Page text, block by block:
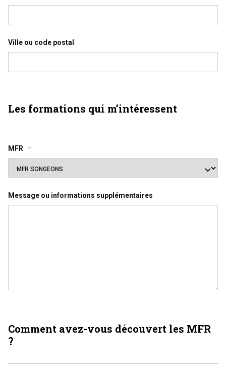
Ville ou code postal
Les formations qui m’intéressent
MFR *
Message ou informations supplémentaires
Comment avez-vous découvert les MFR
?